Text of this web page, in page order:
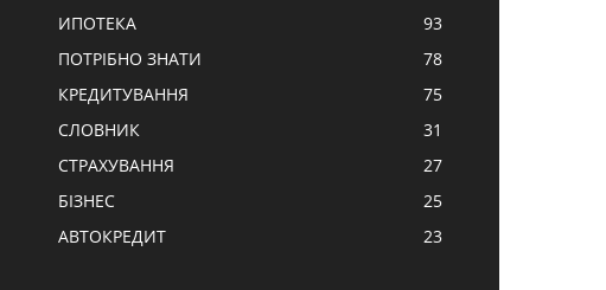
ИПОТЕКА
93
ПОТРІБНО ЗНАТИ
78
КРЕДИТУВАННЯ
75
СЛОВНИК
31
СТРАХУВАННЯ
27
БІЗНЕС
25
АВТОКРЕДИТ
23